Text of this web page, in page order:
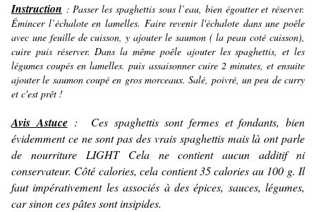
Instruction : Passer les spaghettis sous l’eau, bien égoutter et réserver.
Émincer l’échalote en lamelles. Faire revenir l'échalote dans une poêle
avec une feuille de cuisson, y ajouter le saumon ( la peau coté cuisson),
cuire puis réserver. Dans la même poêle ajouter les spaghettis, et les
légumes coupés en lamelles. puis assaisonner cuire 2 minutes, et ensuite
ajouter le saumon coupé en gros morceaux. Salé, poivré, un peu de curry
et c'est prêt !
Avis Astuce: Ces spaghettis sont fermes et fondants, bien
évidemment ce ne sont pas des vrais spaghettis mais là ont parle
de nourriture LIGHT Cela ne contient aucun additif ni
conservateur. Côté calories, cela contient 35 calories au 100 g. Il
faut impérativement les associés à des épices, sauces, légumes,
car sinon ces pâtes sont insipides.